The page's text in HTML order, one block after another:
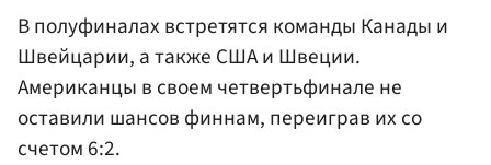
В полуфиналах встретятся команды Канады и
Швейцарии, а также США и Швеции.
Американцы в своем четвертьфинале не
оставили шансов финнам, переиграв их со
счетом 6:2.